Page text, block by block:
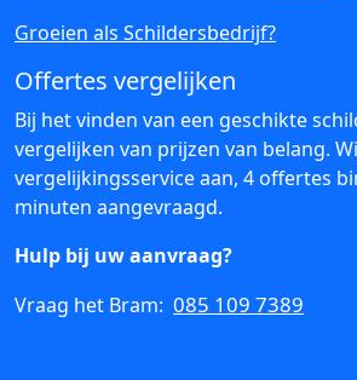
Groeien als Schildersbedrijf?
Offertes vergelijken
Bij het vinden van een geschikte
vergelijken van prijzen van belang.
vergelijkingsservice aan, 4 offertes
minuten aangevraagd.
Hulp bij uw aanvraag?
Vraag het Bram: 085 109 7389